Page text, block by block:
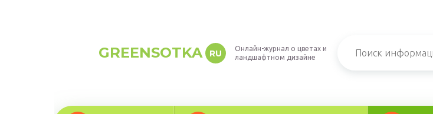
GREENSOTKA RU
Онлайн-журнал о цветах и
ландшафтном дизайне